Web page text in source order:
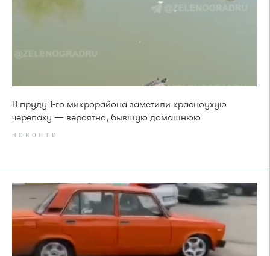
В пруду 1-го микрорайона заметили красноухую
черепаху — вероятно, бывшую домашнюю
НОВОСТИ